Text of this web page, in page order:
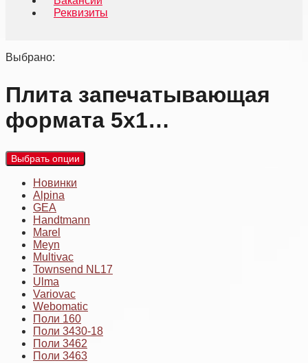
Реквизиты
Выбрано:
Плита запечатывающая
формата 5х1…
Выбрать опции
Новинки
Alpina
GEA
Handtmann
Marel
Meyn
Multivac
Townsend NL17
Ulma
Variovac
Webomatic
Поли 160
Поли 3430-18
Поли 3462
Поли 3463